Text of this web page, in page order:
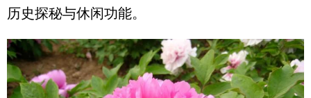
历史探秘与休闲功能。